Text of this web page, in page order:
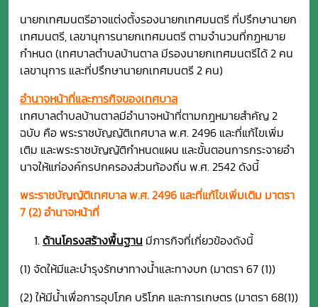
นายกเทศมนตรีอาจแต่งตั้งรองนายกเทศมนตรี ที่ปรึกษานายก
เทศมนตรี, เลขานุการนายกเทศมนตรี ตามจำนวนที่กฏหมาย
กำหนด (เทศบาลตำบลบ้านตาล มีรองนายกเทศมนตรีได้ 2 คน
เลขานุการ และที่ปรึกษานายกเทศมนตรี 2 คน)
อำนาจหน้าที่และภารกิจของเทศบาล
เทศบาลตำบลบ้านตาลมีอำนาจหน้าที่ตามกฎหมายสำคัญ 2
ฉบับ คือ พระราชบัญญัติเทศบาล พ.ศ. 2496 และที่แก้ไขเพิ่ม
เติม และพระราชบัญญัติกำหนดแผน และขั้นตอนการกระจายอำ
นาจให้แก่องค์กรปกครองส่วนท้องถิ่น พ.ศ. 2542 ดังนี้
พระราชบัญญัติเทศบาล พ.ศ. 2496 และที่แก้ไขเพิ่มเติม มาตรา
7 (2) อำนาจหน้าที่
ด้านโครงสร้างพื้นฐาน มีภารกิจที่เกี่ยวข้องดังนี้
(1) จัดให้มีและบำรุงรักษาทางน้ำและทางบก (มาตรา 67 (1))
(2) ให้มีน้ำเพื่อการอุปโภค บริโภค และการเกษตร (มาตรา 68(1))